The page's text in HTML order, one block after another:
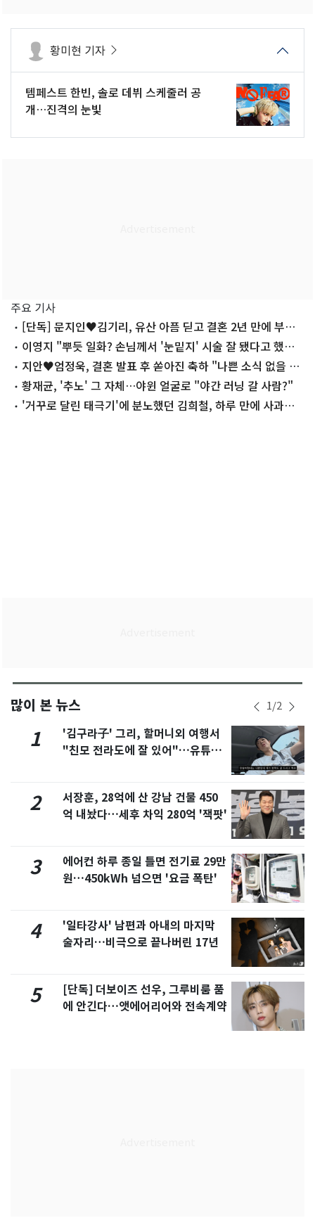
황미현 기자
템페스트 한빈, 솔로 데뷔 스케줄러 공
개…진격의 눈빛
주요 기사
[단독] 문지인♥김기리, 유산 아픔 딛고 결혼 2년 만에 부모
됐다…7일 득남
이영지 "뿌듯 일화? 손님께서 '눈밑지' 시술 잘 됐다고 했을
때"지안♥엄정욱, 결혼 발표 후 쏟아진 축하 "나쁜 소식 없을 예
정"황재균, '추노' 그 자체…야윈 얼굴로 "야간 러닝 갈 사람?"
'거꾸로 달린 태극기'에 분노했던 김희철, 하루 만에 사과…
많이 본 뉴스 1/2
1
'김구라子' 그리, 할머니외 여행서
"친모 전라도에 잘 있어"…유튜브
2
서장훈, 28억에 산 강남 건물 450
억 내놨다…세후 차익 280억 '잭팟'
3
에어컨 하루 종일 틀면 전기료 29만
원…450kWh 넘으면 '요금 폭탄'
4
'일타강사' 남편과 아내의 마지막
술자리…비극으로 끝나버린 17년
5
[단독] 더보이즈 선우, 그루비룸 품
에 안긴다…앳에어리어와 전속계약